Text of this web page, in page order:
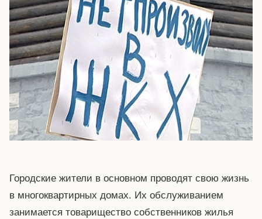
Городские жители в основном проводят свою жизнь
в многоквартирных домах. Их обслуживанием
занимается товарищество собственников жилья